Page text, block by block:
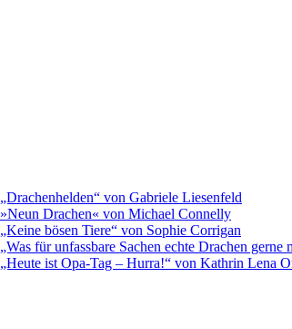
„Drachenhelden“ von Gabriele Liesenfeld
»Neun Drachen« von Michael Connelly
„Keine bösen Tiere“ von Sophie Corrigan
„Was für unfassbare Sachen echte Drachen
„Heute ist Opa-Tag – Hurra!“ von Kathrin Lena